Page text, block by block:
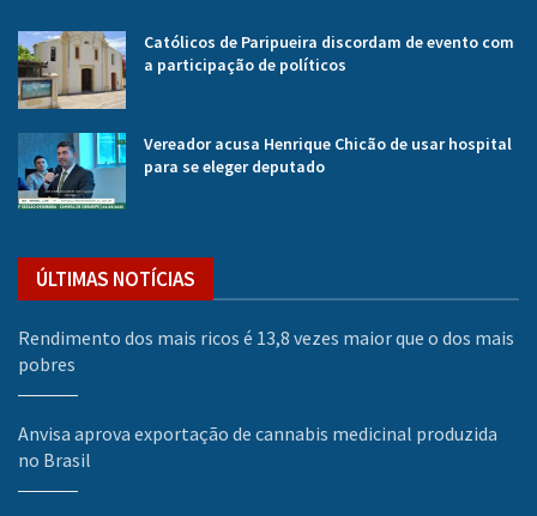
Católicos de Paripueira discordam de evento com
a participação de políticos
Vereador acusa Henrique Chicão de usar hospital
para se eleger deputado
ÚLTIMAS NOTÍCIAS
Rendimento dos mais ricos é 13,8 vezes maior que o dos mais
pobres
Anvisa aprova exportação de cannabis medicinal produzida
no Brasil